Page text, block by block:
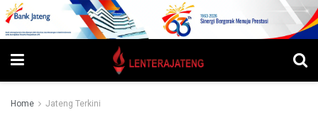
Home Jateng Terkini